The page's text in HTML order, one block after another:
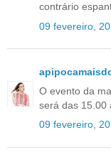
contrário
09 fevereiro,
O evento da
será das 15.00
09 fevereiro,